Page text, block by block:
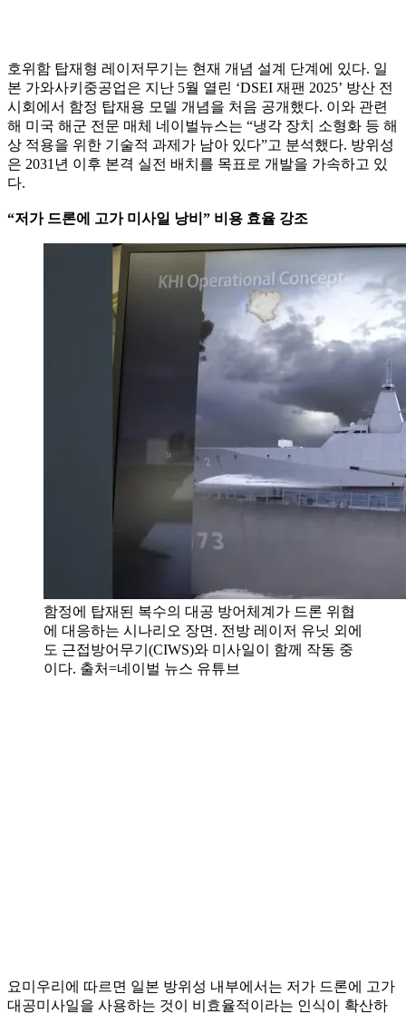
호위함 탑재형 레이저무기는 현재 개념 설계 단계에 있다. 일
본 가와사키중공업은 지난 5월 열린 ‘DSEI 재팬 2025’ 방산 전
시회에서 함정 탑재용 모델 개념을 처음 공개했다. 이와 관련
해 미국 해군 전문 매체 네이벌뉴스는 “냉각 장치 소형화 등 해
상 적용을 위한 기술적 과제가 남아 있다”고 분석했다. 방위성
은 2031년 이후 본격 실전 배치를 목표로 개발을 가속하고 있
다.
“저가 드론에 고가 미사일 낭비” 비용 효율 강조
함정에 탑재된 복수의 대공 방어체계가 드론 위협
에 대응하는 시나리오 장면. 전방 레이저 유닛 외에
도 근접방어무기(CIWS)와 미사일이 함께 작동 중
이다. 출처=네이벌 뉴스 유튜브
요미우리에 따르면 일본 방위성 내부에서는 저가 드론에 고가
대공미사일을 사용하는 것이 비효율적이라는 인식이 확산하